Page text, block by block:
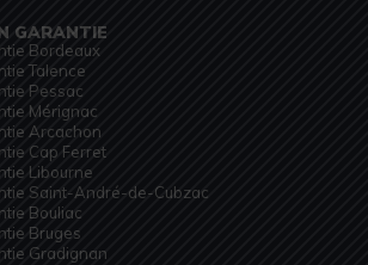
GARANTIE
Bordeaux
Talence
Pessac
Mérignac
Arcachon
Cap Ferret
Libourne
Saint-André-de-Cubzac
Bouliac
Bruges
Gradignan